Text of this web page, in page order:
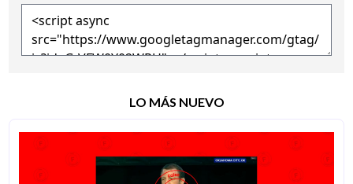
LO MÁS NUEVO